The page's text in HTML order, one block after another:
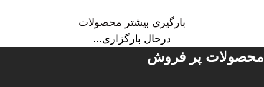
بارگیری بیشتر محصولات
درحال بارگزاری...
محصولات پر فروش